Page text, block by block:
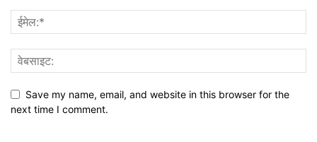
Save my name, email, and website in this browser for the
next time I comment.